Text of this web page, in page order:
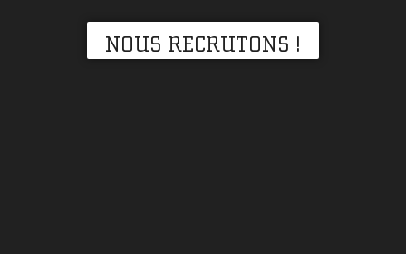
NOUS RECRUTONS !